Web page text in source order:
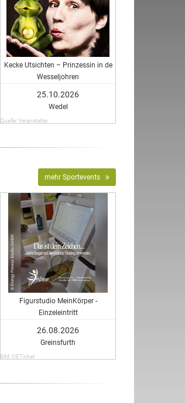
Kecke Utsichten – Prinzessin in de
Wesseljohren
25.10.2026
Wedel
Quelle: Veranstalter
mehr Sportevents
Figurstudio MeinKörper -
Einzeleintritt
26.08.2026
Greinsfurth
Bild: OETicket